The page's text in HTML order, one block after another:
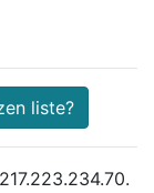
liste?